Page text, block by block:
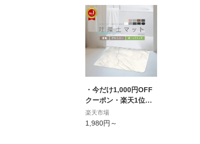
・今だけ1,000円OFF
クーポン・楽天1位！
全10種×選べる2サイズ
【自然由来の、やわら
楽天市場
1,980円～